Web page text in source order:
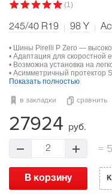
(1)
245/40 R19 98 Y
• Шины Pirelli P Zero —
• Адаптация для
• Возможна установка на
• Асимметричный протектор
Показать полностью
в закладки сравнить
27924 руб.
2 =
В корзину